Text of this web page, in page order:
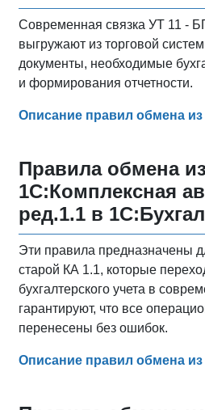
Современная связка УТ 11 -
выгружают из торговой
документы, необходимые
и формирования отчетности.
Описание правил обмена
Правила обмена из
1С:Комплексная
ред.1.1 в
Эти правила предназначены
старой КА 1.1, которые
бухгалтерского учета в
гарантируют, что все
перенесены без ошибок.
Описание правил обмена